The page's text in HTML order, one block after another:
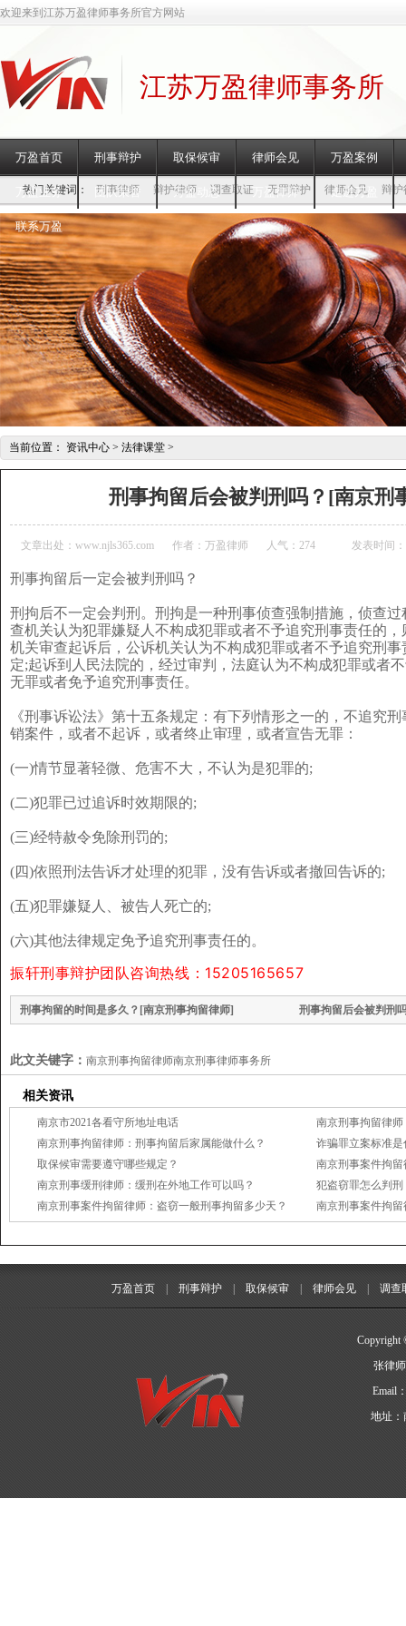
欢迎来到江苏万盈律师事务所官方网站
江苏万盈律师事务所
万盈首页 刑事辩护 取保候审 律师会见 万盈案例
万盈业务 团队荣誉 万盈动态 万盈律师 走进万盈
联系万盈
热门关键词： 刑事律师 辩护律师 调查取证 无罪辩护 律师会见 辩护
当前位置： 资讯中心 > 法律课堂 >
刑事拘留后会被判刑吗？[南京刑
文章出处：www.njls365.com 作者：万盈律师 人气： 274 发表时间：
刑事拘留后一定会被判刑吗？
刑拘后不一定会判刑。刑拘是一种刑事侦查强制措施，侦查
查机关认为犯罪嫌疑人不构成犯罪或者不予追究刑事责任的
机关审查起诉后，公诉机关认为不构成犯罪或者不予追究刑
定;起诉到人民法院的，经过审判，法庭认为不构成犯罪或者
无罪或者免予追究刑事责任。
《刑事诉讼法》第十五条规定：有下列情形之一的，不追究
销案件，或者不起诉，或者终止审理，或者宣告无罪：
(一)情节显著轻微、危害不大，不认为是犯罪的;
(二)犯罪已过追诉时效期限的;
(三)经特赦令免除刑罚的;
(四)依照刑法告诉才处理的犯罪，没有告诉或者撤回告诉的;
(五)犯罪嫌疑人、被告人死亡的;
(六)其他法律规定免予追究刑事责任的。
振轩刑事辩护团队咨询热线：15205165657
刑事拘留后会被判刑
刑事拘留的时间是多久？[南京刑事拘留律师]
此文关键字： 南京刑事拘留律师南京刑事律师事务所
相关资讯
南京市2021各看守所地址电话
南京刑事拘留律师：刑事拘留后家属能做什么？
诈骗罪立案标准是
取保候审需要遵守哪些规定？
南京刑事案件拘
南京刑事缓刑律师：缓刑在外地工作可以吗？
犯盗窃罪怎么判刑
南京刑事案件拘留律师：盗窃一般刑事拘留多少天？
万盈首页 刑事辩护 取保候审 律师会见 调查
Copyright
张律
Email
地址